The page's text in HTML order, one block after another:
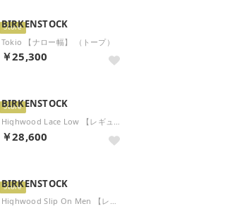
Store
BIRKENSTOCK
Tokio 【ナロー幅】 （トープ）
￥25,300
Store
BIRKENSTOCK
￥28,600
Store
BIRKENSTOCK
Highwood Slip On Men 【レギュラー幅】 （ブラック）